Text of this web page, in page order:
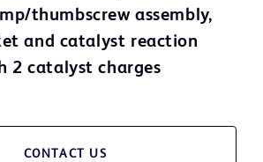
thumbscrew assembly,
and catalyst reaction
2 catalyst charges
CONTACT US